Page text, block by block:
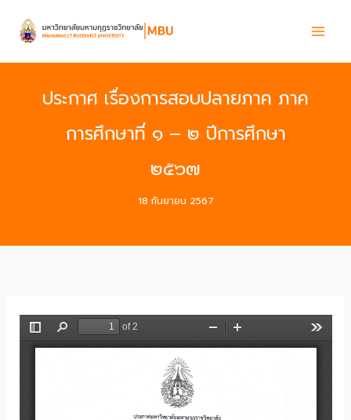
content
ประกาศ เรื่องการสอบปลายภาค ภาค
การศึกษาที่ ๑ – ๒ ปีการศึกษา
๒๕๖๗
18 กันยายน 2567